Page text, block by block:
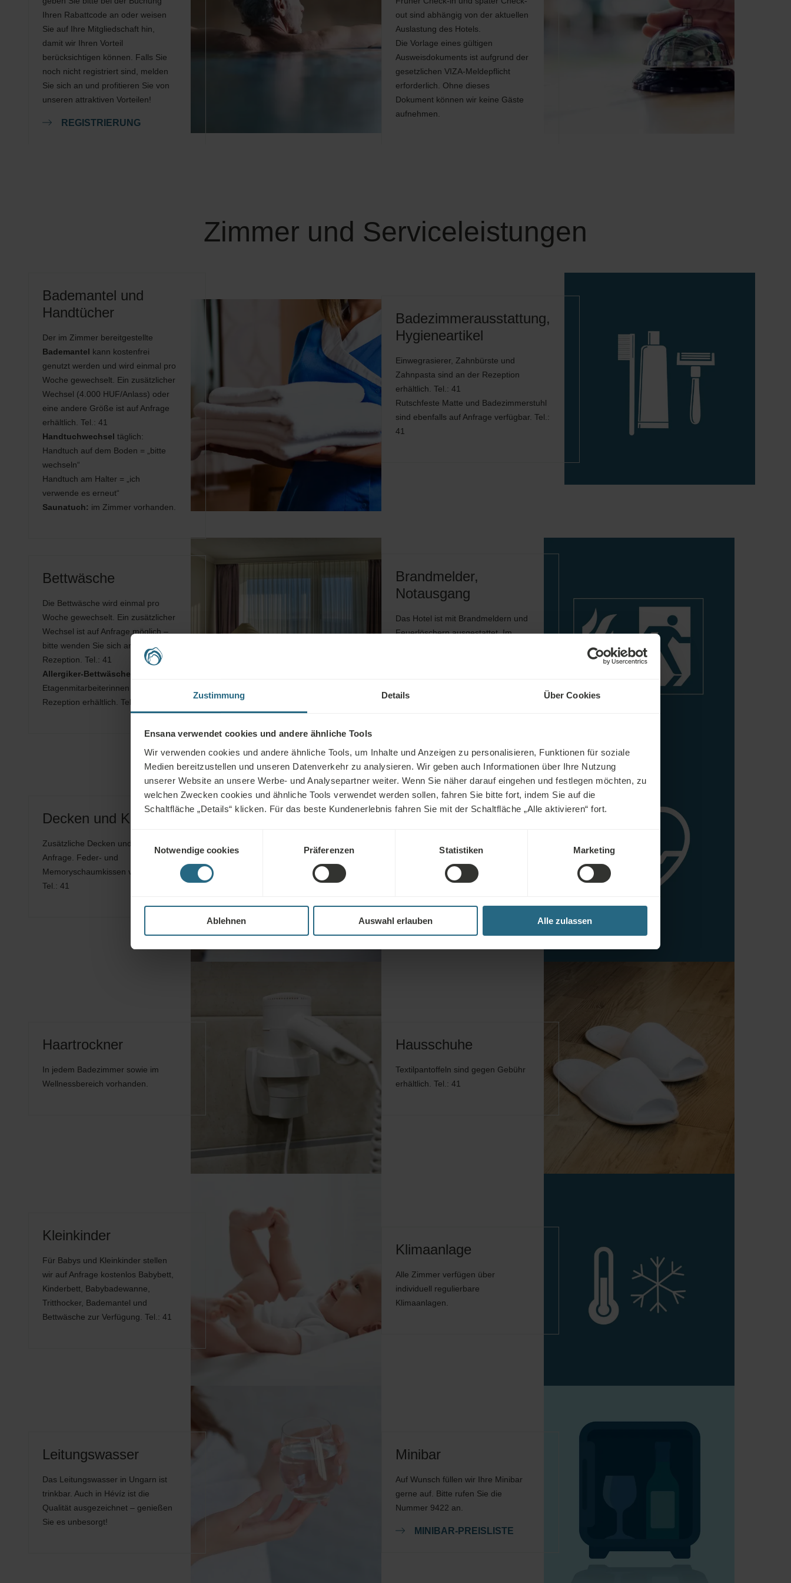
Zustimmung Details Über Cookies
Ensana verwendet cookies und andere ähnliche Tools
Wir verwenden cookies und andere ähnliche Tools, um Inhalte und Anzeigen zu personalisieren, Funktionen für soziale
Medien bereitzustellen und unseren Datenverkehr zu analysieren. Wir geben auch Informationen über Ihre Nutzung
unserer Website an unsere Werbe- und Analysepartner weiter. Wenn Sie näher darauf eingehen und festlegen möchten, zu
welchen Zwecken cookies und ähnliche Tools verwendet werden sollen, fahren Sie bitte fort, indem Sie auf die
Schaltfläche „Details“ klicken. Für das beste Kundenerlebnis fahren Sie mit der Schaltfläche „Alle aktivieren“ fort.
Notwendige cookies
Präferenzen Statistiken Marketing
Ablehnen Auswahl erlauben Alle zulassen
Ihren Rabattcode an oder weisen
Sie auf Ihre Mitgliedschaft hin,
damit wir Ihren Vorteil
berücksichtigen können. Falls Sie
noch nicht registriert sind, melden
Sie sich an und profitieren Sie von
unseren attraktiven Vorteilen!
REGISTRIERUNG
out sind abhängig von der aktuellen
Auslastung des Hotels.
Die Vorlage eines gültigen
Ausweisdokuments ist aufgrund der
gesetzlichen VIZA-Meldepflicht
erforderlich. Ohne dieses
Dokument können wir keine Gäste
aufnehmen.
Zimmer und Serviceleistungen
Bademantel und
Handtücher
Der im Zimmer bereitgestellte
Bademantel kann kostenfrei
genutzt werden und wird einmal pro
Woche gewechselt. Ein zusätzlicher
Wechsel (4.000 HUF/Anlass) oder
eine andere Größe ist auf Anfrage
erhältlich. Tel.: 41
Handtuchwechsel täglich:
Handtuch auf dem Boden = „bitte
wechseln“
Handtuch am Halter = „ich
verwende es erneut“
Saunatuch: im Zimmer vorhanden.
Badezimmerausstattung,
Hygieneartikel
Einwegrasierer, Zahnbürste und
Zahnpasta sind an der Rezeption
erhältlich. Tel.: 41
Rutschfeste Matte und Badezimmerstuhl
sind ebenfalls auf Anfrage verfügbar. Tel.:
41
Bettwäsche
Die Bettwäsche wird einmal pro
Woche gewechselt. Ein zusätzlicher
Wechsel ist auf Anfrage möglich –
bitte wenden Sie sich an die
Rezeption. Tel.: 41
Allergiker-Bettwäsche
Etagenmitarbeiterinnen oder an der
Rezeption erhältlich. Tel.: 41
Brandmelder,
Notausgang
Das Hotel ist mit Brandmeldern und
Feuerlöschern ausgestattet. Im
Decken und Kissen
Zusätzliche Decken und Kissen auf
Anfrage. Feder- und
Memoryschaumkissen verfügbar.
Tel.: 41
Haartrockner
In jedem Badezimmer sowie im
Wellnessbereich vorhanden.
Hausschuhe
Textilpantoffeln sind gegen Gebühr
erhältlich. Tel.: 41
Kleinkinder
Für Babys und Kleinkinder stellen
wir auf Anfrage kostenlos Babybett,
Kinderbett, Babybadewanne,
Tritthocker, Bademantel und
Bettwäsche zur Verfügung. Tel.: 41
Klimaanlage
Alle Zimmer verfügen über
individuell regulierbare
Klimaanlagen.
Leitungswasser
Das Leitungswasser in Ungarn ist
trinkbar. Auch in Hévíz ist die
Qualität ausgezeichnet – genießen
Sie es unbesorgt!
Minibar
Auf Wunsch füllen wir Ihre Minibar
gerne auf. Bitte rufen Sie die
Nummer 9422 an.
MINIBAR-PREISLISTE